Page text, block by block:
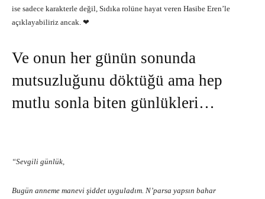
ise sadece karakterle değil, Sıdıka rolüne hayat veren Hasibe Eren’le
açıklayabiliriz ancak. ❤
Ve onun her günün sonunda
mutsuzluğunu döktüğü ama hep
mutlu sonla biten günlükleri…
“Sevgili günlük,
Bugün anneme manevi şiddet uyguladım. N’parsa yapsın bahar